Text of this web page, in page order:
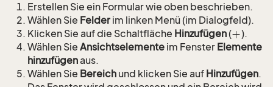
Erstellen Sie ein Formular wie oben beschrieben.
Wählen Sie Felder im linken Menü (im Dialogfeld).
Klicken Sie auf die Schaltfläche Hinzufügen(
).
Wählen Sie Ansichtselemente im Fenster Elemente
hinzufügenaus.
Wählen Sie Bereich und klicken Sie auf Hinzufügen.